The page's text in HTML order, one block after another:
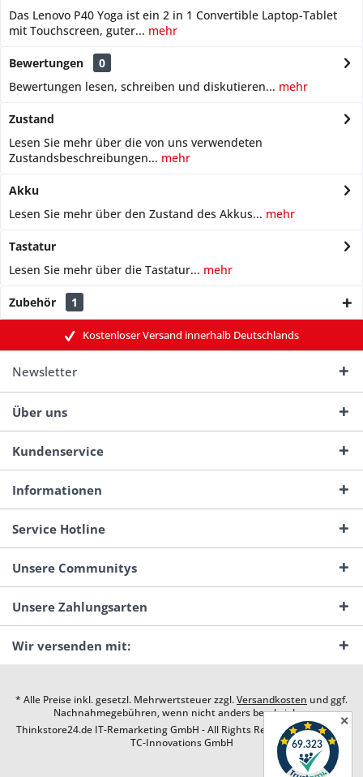
Das Lenovo P40 Yoga ist ein 2 in 1 Convertible Laptop-Tablet
mit Touchscreen, guter... mehr
Bewertungen
0
Bewertungen lesen, schreiben und diskutieren... mehr
Zustand
Lesen Sie mehr über die von uns verwendeten
Zustandsbeschreibungen... mehr
Akku
Lesen Sie mehr über den Zustand des Akkus... mehr
Tastatur
Lesen Sie mehr über die Tastatur... mehr
Zubehör 1
Kostenloser Versand innerhalb Deutschlands
Newsletter
Über uns
Kundenservice
Informationen
Service Hotline
Unsere Communitys
Unsere Zahlungsarten
Wir versenden mit:
* Alle Preise inkl. gesetzl. Mehrwertsteuer zzgl.Versandkosten und ggf.
Nachnahmegebühren, wenn nicht anders beschrieben
Thinkstore24.de IT-Remarketing GmbH - All Rights Reserved. Design by
TC-Innovations GmbH
✕